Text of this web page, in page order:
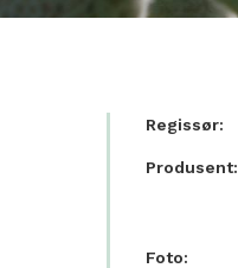
Regissør:
Produsent:
Foto: